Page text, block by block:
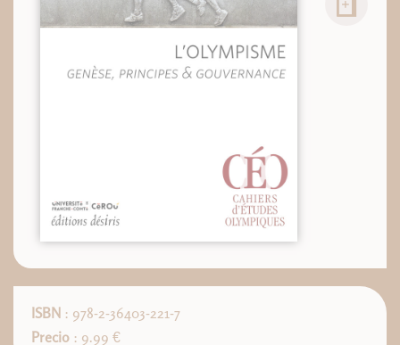
ISBN : 978-2-36403-221-7
Precio : 9.99 €